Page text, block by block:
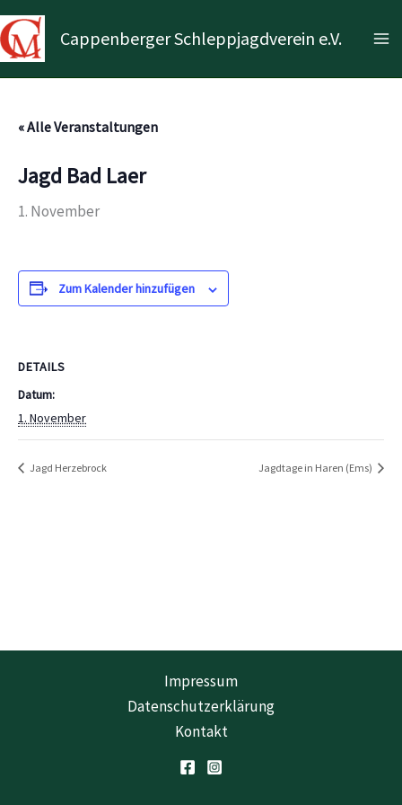
Zum
Inhalt
springen
Cappenberger Schleppjagdverein e.V.
« Alle Veranstaltungen
Jagd Bad Laer
1. November
Zum Kalender hinzufügen
DETAILS
Datum:
1. November
Jagd Herzebrock Jagdtage in Haren (Ems)
Impressum
Datenschutzerklärung
Kontakt